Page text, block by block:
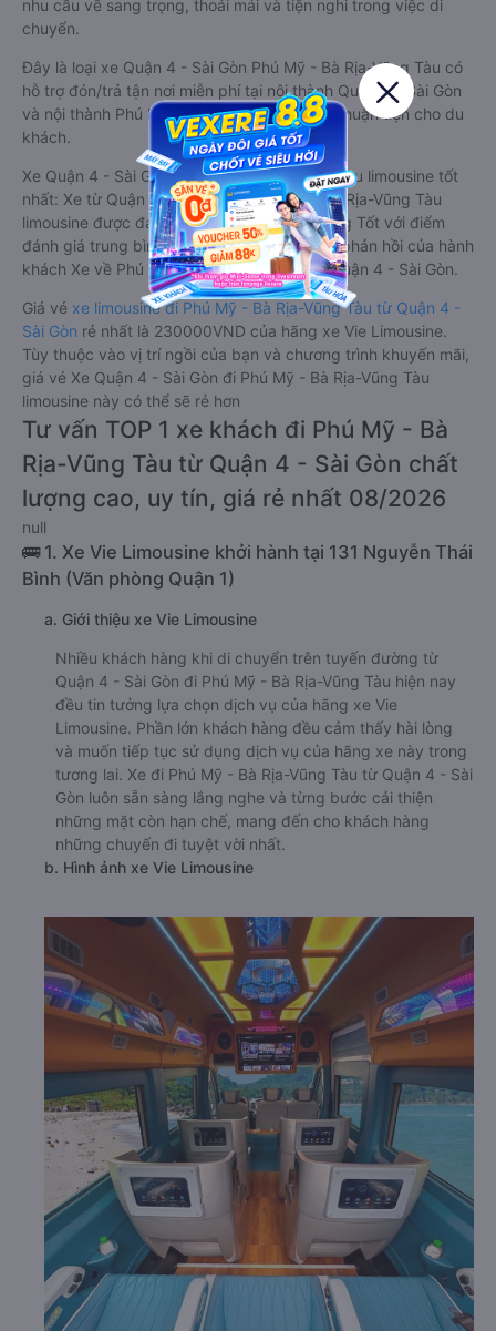
nhu cầu về sang trọng, thoải mái và tiện nghi trong việc di
chuyển.
Đây là loại xe Quận 4 - Sài Gòn Phú Mỹ - Bà Rịa-Vũng Tàu có
hỗ trợ đón/trả tận nơi miễn phí tại nội thành Quận 4 - Sài Gòn
và nội thành Phú Mỹ - Bà Rịa-Vũng Tàu, rất thuận tiện cho du
khách.
Xe Quận 4 - Sài Gòn Phú Mỹ - Bà Rịa-Vũng Tàu limousine tốt
nhất: Xe từ Quận 4 - Sài Gòn đi Phú Mỹ - Bà Rịa-Vũng Tàu
limousine được đánh giá chung có chất lượng Tốt với điểm
đánh giá trung bình từ 4.7/5 dựa trên 5387 phản hồi của hành
khách Xe về Phú Mỹ - Bà Rịa-Vũng Tàu từ Quận 4 - Sài Gòn.
Giá vé xe limousine đi Phú Mỹ - Bà Rịa-Vũng Tàu từ Quận 4 -
Sài Gòn rẻ nhất là 230000VND của hãng xe Vie Limousine.
Tùy thuộc vào vị trí ngồi của bạn và chương trình khuyến mãi,
giá vé Xe Quận 4 - Sài Gòn đi Phú Mỹ - Bà Rịa-Vũng Tàu
limousine này có thể sẽ rẻ hơn
Tư vấn TOP 1 xe khách đi Phú Mỹ - Bà
Rịa-Vũng Tàu từ Quận 4 - Sài Gòn chất
lượng cao, uy tín, giá rẻ nhất 08/2026
null
🚌 1. Xe Vie Limousine khởi hành tại 131 Nguyễn Thái
Bình (Văn phòng Quận 1)
a. Giới thiệu xe Vie Limousine
Nhiều khách hàng khi di chuyển trên tuyến đường từ
Quận 4 - Sài Gòn đi Phú Mỹ - Bà Rịa-Vũng Tàu hiện nay
đều tin tưởng lựa chọn dịch vụ của hãng xe Vie
Limousine. Phần lớn khách hàng đều cảm thấy hài lòng
và muốn tiếp tục sử dụng dịch vụ của hãng xe này trong
tương lai. Xe đi Phú Mỹ - Bà Rịa-Vũng Tàu từ Quận 4 - Sài
Gòn luôn sẵn sàng lắng nghe và từng bước cải thiện
những mặt còn hạn chế, mang đến cho khách hàng
những chuyến đi tuyệt vời nhất.
b. Hình ảnh xe Vie Limousine